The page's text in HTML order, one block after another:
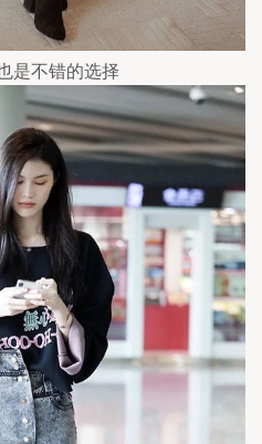
是不错的选择